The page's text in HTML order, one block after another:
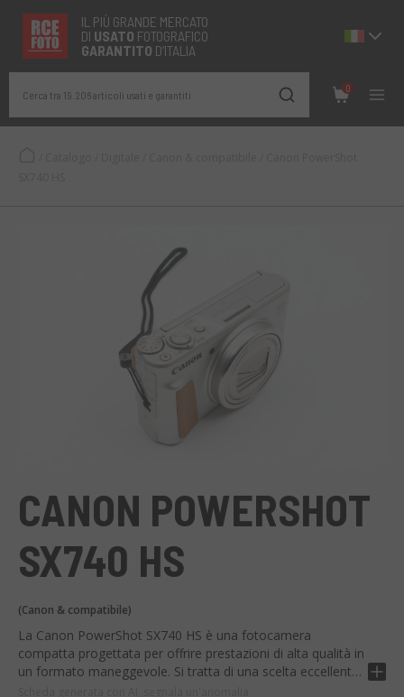
IL PIÙ GRANDE MERCATO
DI USATO FOTOGRAFICO
GARANTITO D’ITALIA
Cerca tra 19.206 articoli usati e garantiti
0
CANON POWERSHOT
SX740 HS
(Canon & compatibile)
La Canon PowerShot SX740 HS è una fotocamera
compatta progettata per offrire prestazioni di alta qualità in
un formato maneggevole. Si tratta di una scelta eccellente